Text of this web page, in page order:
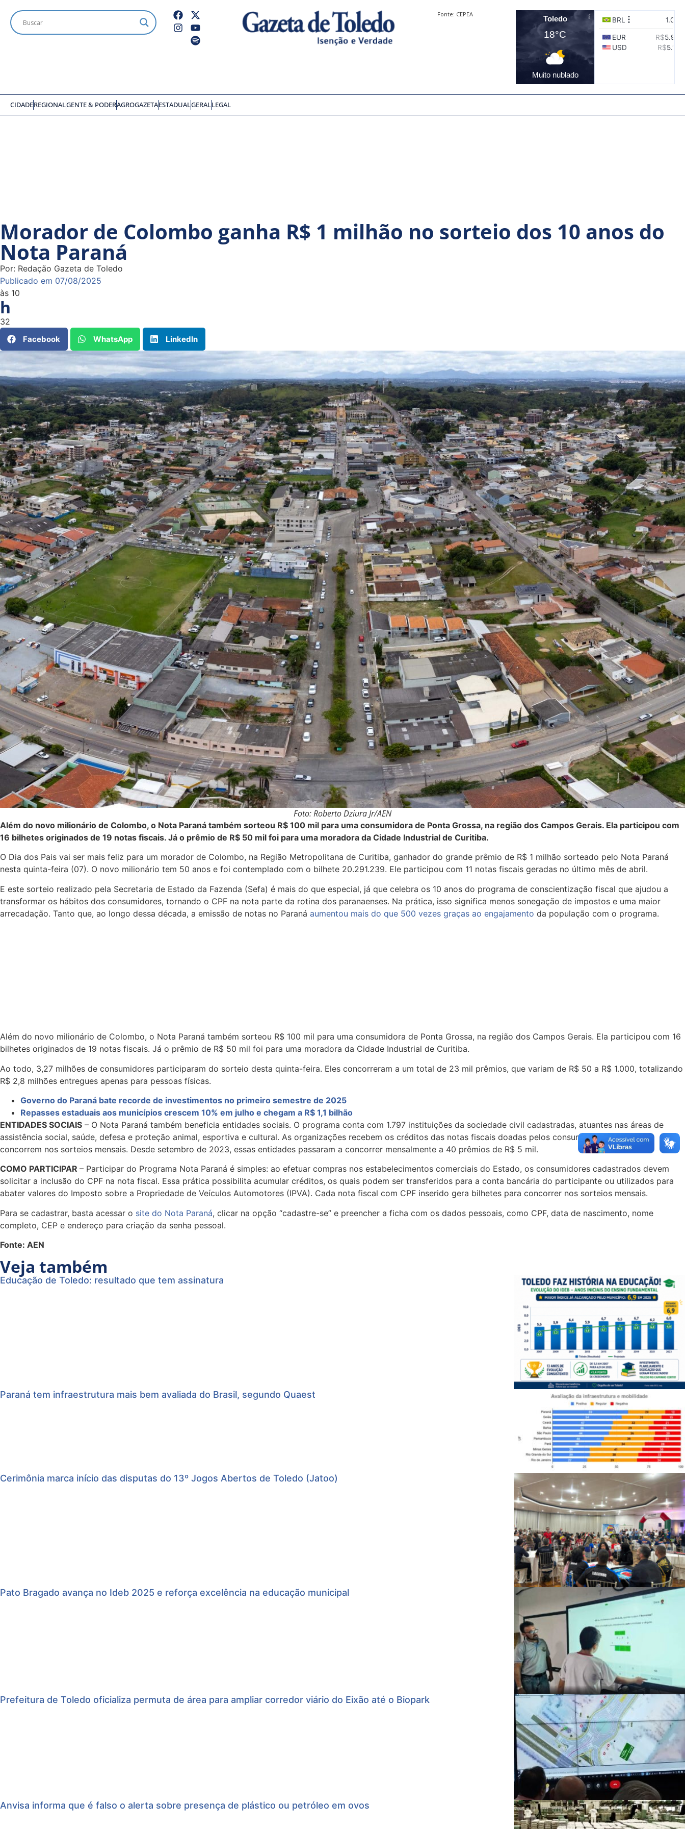
Fonte: CEPEA
Toledo
18°C
Muito nublado
CIDADEREGIONALGENTE & PODERAGROGAZETAESTADUALGERALLEGAL
Morador de Colombo ganha R$ 1 milhão no sorteio dos 10 anos do
Nota Paraná
Por: Redação Gazeta de Toledo
Publicado em 07/08/2025
às 10
h
32
Facebook WhatsApp LinkedIn
Foto: Roberto Dziura Jr/AEN
Além do novo milionário de Colombo, o Nota Paraná também sorteou R$ 100 mil para uma consumidora de Ponta Grossa, na região dos Campos Gerais. Ela participou com
16 bilhetes originados de 19 notas fiscais. Já o prêmio de R$ 50 mil foi para uma moradora da Cidade Industrial de Curitiba.
O Dia dos Pais vai ser mais feliz para um morador de Colombo, na Região Metropolitana de Curitiba, ganhador do grande prêmio de R$ 1 milhão sorteado pelo Nota Paraná
nesta quinta-feira (07). O novo milionário tem 50 anos e foi contemplado com o bilhete 20.291.239. Ele participou com 11 notas fiscais geradas no último mês de abril.
E este sorteio realizado pela Secretaria de Estado da Fazenda (Sefa) é mais do que especial, já que celebra os 10 anos do programa de conscientização fiscal que ajudou a
transformar os hábitos dos consumidores, tornando o CPF na nota parte da rotina dos paranaenses. Na prática, isso significa menos sonegação de impostos e uma maior
arrecadação. Tanto que, ao longo dessa década, a emissão de notas no Paraná aumentou mais do que 500 vezes graças ao engajamento da população com o programa.
Além do novo milionário de Colombo, o Nota Paraná também sorteou R$ 100 mil para uma consumidora de Ponta Grossa, na região dos Campos Gerais. Ela participou com 16
bilhetes originados de 19 notas fiscais. Já o prêmio de R$ 50 mil foi para uma moradora da Cidade Industrial de Curitiba.
Ao todo, 3,27 milhões de consumidores participaram do sorteio desta quinta-feira. Eles concorreram a um total de 23 mil prêmios, que variam de R$ 50 a R$ 1.000, totalizando
R$ 2,8 milhões entregues apenas para pessoas físicas.
Governo do Paraná bate recorde de investimentos no primeiro semestre de 2025
Repasses estaduais aos municípios crescem 10% em julho e chegam a R$ 1,1 bilhão
ENTIDADES SOCIAIS – O Nota Paraná também beneficia entidades sociais. O programa conta com 1.797 instituições da sociedade civil cadastradas, atuantes nas áreas de
assistência social, saúde, defesa e proteção animal, esportiva e cultural. As organizações recebem os créditos das notas fiscais doadas pelos consumidores e também
concorrem nos sorteios mensais. Desde setembro de 2023, essas entidades passaram a concorrer mensalmente a 40 prêmios de R$ 5 mil.
COMO PARTICIPAR – Participar do Programa Nota Paraná é simples: ao efetuar compras nos estabelecimentos comerciais do Estado, os consumidores cadastrados devem
solicitar a inclusão do CPF na nota fiscal. Essa prática possibilita acumular créditos, os quais podem ser transferidos para a conta bancária do participante ou utilizados para
abater valores do Imposto sobre a Propriedade de Veículos Automotores (IPVA). Cada nota fiscal com CPF inserido gera bilhetes para concorrer nos sorteios mensais.
Para se cadastrar, basta acessar o site do Nota Paraná, clicar na opção “cadastre-se” e preencher a ficha com os dados pessoais, como CPF, data de nascimento, nome
completo, CEP e endereço para criação da senha pessoal.
Fonte: AEN
Veja também
Educação de Toledo: resultado que tem assinatura
Paraná tem infraestrutura mais bem avaliada do Brasil, segundo Quaest
Cerimônia marca início das disputas do 13º Jogos Abertos de Toledo (Jatoo)
Pato Bragado avança no Ideb 2025 e reforça excelência na educação municipal
Prefeitura de Toledo oficializa permuta de área para ampliar corredor viário do Eixão até o Biopark
Anvisa informa que é falso o alerta sobre presença de plástico ou petróleo em ovos